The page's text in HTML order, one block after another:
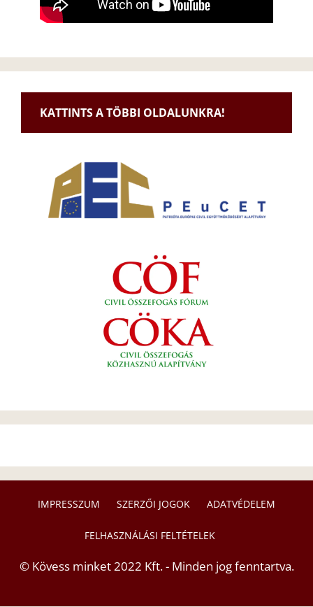
KATTINTS A TÖBBI OLDALUNKRA!
IMPRESSZUM SZERZŐI JOGOK ADATVÉDELEM
FELHASZNÁLÁSI FELTÉTELEK
© Kövess minket 2022 Kft. - Minden jog fenntartva.